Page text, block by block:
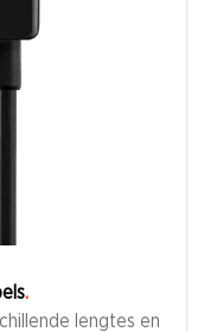
lengtes en